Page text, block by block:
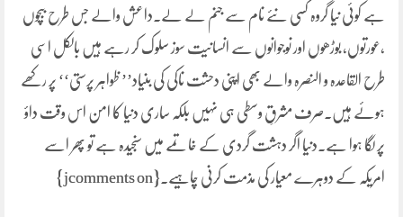
ہے کوئی نیا گروہ کسی نئے نام سے جنم لے لے۔داعش والے جس طرح ببچوں
،عورتوں، بوڑھوں اور نوجوانوں سے انسانیت سوز سلوک کر رہے ہیں بالکل اسی
طرح القاعدہ و النصرہ والے بھی اپنی دحشت ناکی کی بنیاد’’ ظواہر پرستی‘‘ پر رکھے
ہوئے ہیں۔صرف مشرقِ وسطی ہی نہیں بلکہ ساری دنیا کا امن اس وقت داؤ
پر لگا ہوا ہے۔دنیا اگر دہشت گردی کے خاتمے میں سنجیدہ ہے تو پھر اسے
امریکہ کے دوہرے معیار کی مذمت کرنی چاہیے۔{jcomments on}